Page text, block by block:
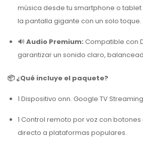
música desde tu smartphone o
la pantalla gigante con un solo toque.
🔊 Audio Premium: Compatible con
garantizar un sonido claro,
📦 ¿Qué incluye el paquete?
1 Dispositivo onn. Google TV
1 Control remoto por voz con
directo a plataformas populares.